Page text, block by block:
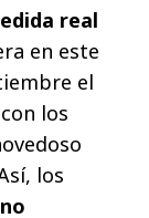
real
en este
el
los
los
no